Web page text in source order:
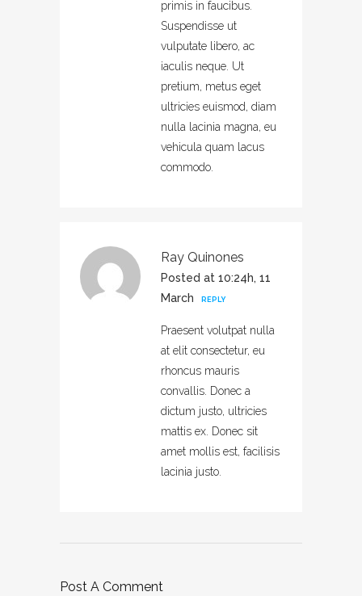
primis in faucibus.
Suspendisse ut
vulputate libero, ac
iaculis neque. Ut
pretium, metus eget
ultricies euismod, diam
nulla lacinia magna, eu
vehicula quam lacus
commodo.
Ray Quinones
Posted at 10:24h, 11
March
REPLY
Praesent volutpat nulla
at elit consectetur, eu
rhoncus mauris
convallis. Donec a
dictum justo, ultricies
mattis ex. Donec sit
amet mollis est, facilisis
lacinia justo.
Post A Comment